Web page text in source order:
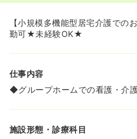
【小規模多機能型居宅介護で
勤可★未経験OK★
仕事内容
◆グループホームでの看護・介
施設形態・診療科目